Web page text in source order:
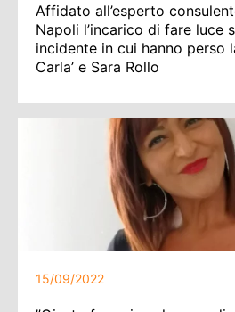
Affidato all’esperto
Napoli l’incarico di fare luce
incidente in cui hanno perso
Carla’ e Sara Rollo
15/09/2022